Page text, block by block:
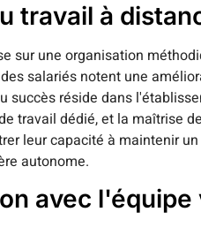
travail à
sur une organisation
salariés notent une
succès réside dans
travail dédié, et la maîtrise
leur capacité à maintenir
autonome.
avec